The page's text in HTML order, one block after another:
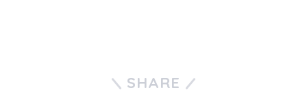
SHARE